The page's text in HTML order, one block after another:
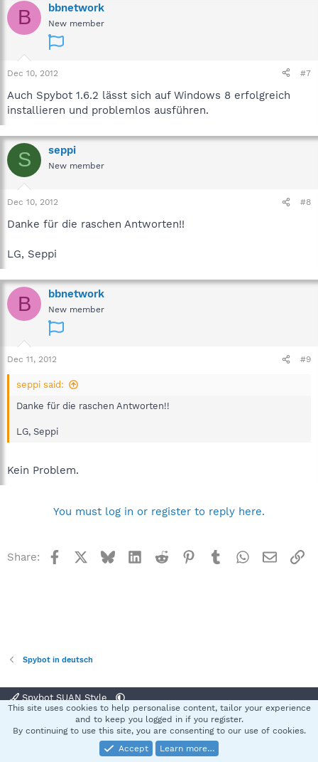
B bbnetwork
New member
Dec 10, 2012 #7
Auch Spybot 1.6.2 lässt sich auf Windows 8 erfolgreich
installieren und problemlos ausführen.
S seppi
New member
Dec 10, 2012 #8
Danke für die raschen Antworten!!
LG, Seppi
B bbnetwork
New member
Dec 11, 2012 #9
seppi said:
Danke für die raschen Antworten!!
LG, Seppi
Kein Problem.
You must log in or register to reply here.
Share: Facebook BlueskyLinkedInReddit Pinterest
TumblrWhatsApp
Email
Spybot in deutsch
Spybot SUAN Style
Terms and rules Privacy policy Help
S
Community platform by XenForo® © 2010-2025 XenForo Ltd.
This site uses cookies to help personalise content, tailor your experience
and to keep you logged in if you register.
By continuing to use this site, you are consenting to our use of cookies.
Accept
Learn more…